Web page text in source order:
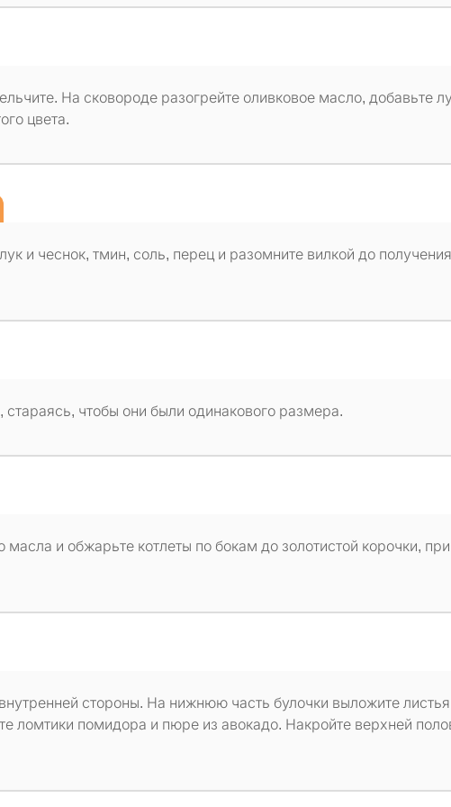
На сковороде разогрейте оливковое масло, добавьте
цвета.
и чеснок, тмин, соль, перец и разомните вилкой до получения
чтобы они были одинакового размера.
масла и обжарьте котлеты по бокам до золотистой корочки,
стороны. На нижнюю часть булочки выложите листья
ломтики помидора и пюре из авокадо. Накройте верхней